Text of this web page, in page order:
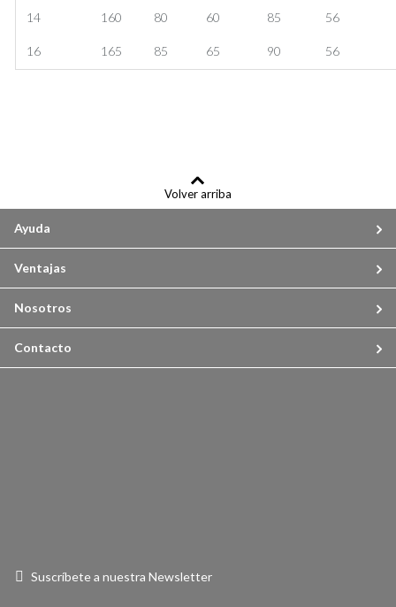
14 160 80 60 85 56
16 165 85 65 90 56
Volver arriba
Ayuda
Ventajas
Nosotros
Contacto
Suscríbete a nuestra Newsletter